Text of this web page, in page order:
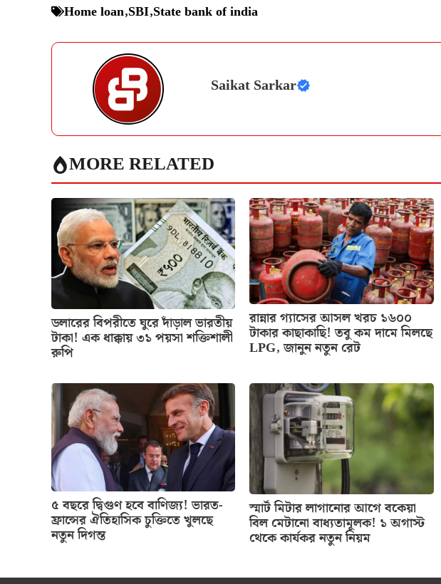
Home loan,SBI,State bank of india
Saikat Sarkar
MORE RELATED
ডলারের বিপরীতে ঘুরে দাঁড়াল ভারতীয়
টাকা! এক ধাক্কায় ৩১ পয়সা শক্তিশালী
রুপি
রান্নার গ্যাসের আসল খরচ ১৬০০
টাকার কাছাকাছি! তবু কম দামে মিলছে
LPG, জানুন নতুন রেট
৫ বছরে দ্বিগুণ হবে বাণিজ্য! ভারত-
ফ্রান্সের ঐতিহাসিক চুক্তিতে খুলছে
নতুন দিগন্ত
স্মার্ট মিটার লাগানোর আগে বকেয়া
বিল মেটানো বাধ্যতামূলক! ১ অগাস্ট
থেকে কার্যকর নতুন নিয়ম